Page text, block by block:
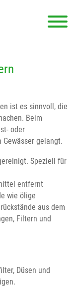
ist es sinnvoll, die
Beim
oder
gelangt.
Speziell für
entfernt
wie ölige
aus dem
Filtern und
Düsen und